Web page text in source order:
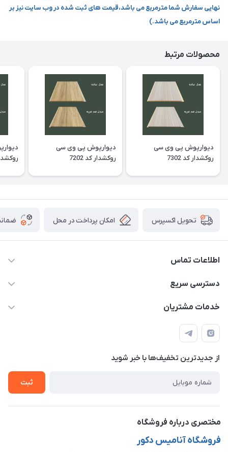
نهایی سفارش شما مترمربع می باشد،قیمت های ثبت شده در وب سایت نیز بر
اساس مترمربع می باشد.)
محصولات مرتبط
دیوارپوش پی وی سی
روکشدار کد 7302
دیوارپوش پی وی سی
روکشدار کد 7202
روکشدار
تحویل اکسپرس امکان پرداخت در محل
اطلاعات تماس
09913878908 _ 09201096459 _ 021.28424157
دسترسی سریع
حساب کاربری
لیست محصولات
درباره ما
خدمات مشتریان
قوانین و مقررات
حریم خصوصی
راهنما
از جدید‌ترین تخفیف‌ها با‌ خبر شوید
ثبت
مختصری درباره فروشگاه
فروشگاه آنامیس دکور